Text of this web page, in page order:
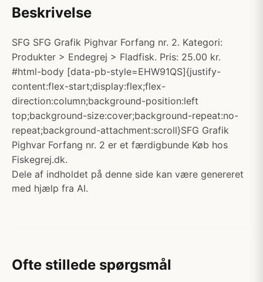
Beskrivelse
SFG SFG Grafik Pighvar Forfang nr. 2. Kategori:
Produkter > Endegrej > Fladfisk. Pris: 25.00 kr.
#html-body [data-pb-style=EHW91QS]{justify-
content:flex-start;display:flex;flex-
direction:column;background-position:left
top;background-size:cover;background-repeat:no-
repeat;background-attachment:scroll}SFG Grafik
Pighvar Forfang nr. 2 er et færdigbunde Køb hos
Fiskegrej.dk.
Dele af indholdet på denne side kan være genereret
med hjælp fra AI.
Ofte stillede spørgsmål